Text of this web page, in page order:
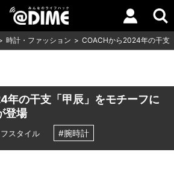
時計・ファッション COACHから2024年の干支
年の干支「甲辰」をモチーフに
登場
スタイル #腕時計